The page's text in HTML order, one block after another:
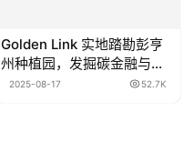
Golden Link 实地踏勘彭亨
州种植园，发掘碳金融与智
能农业共生潜力
2025-08-17 52.7K